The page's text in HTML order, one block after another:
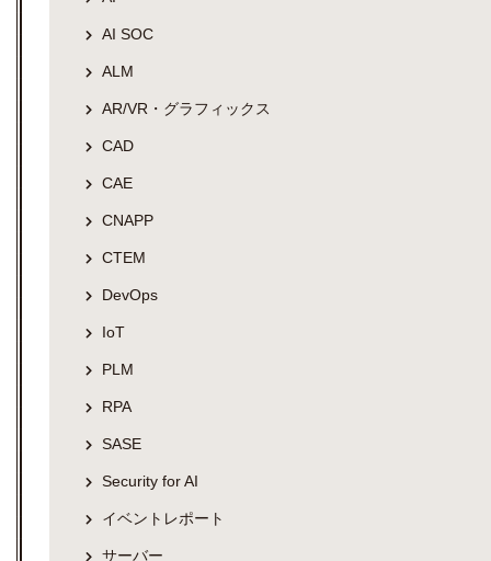
AI SOC
ALM
AR/VR・グラフィックス
CAD
CAE
CNAPP
CTEM
DevOps
IoT
PLM
RPA
SASE
Security for AI
イベントレポート
サーバー